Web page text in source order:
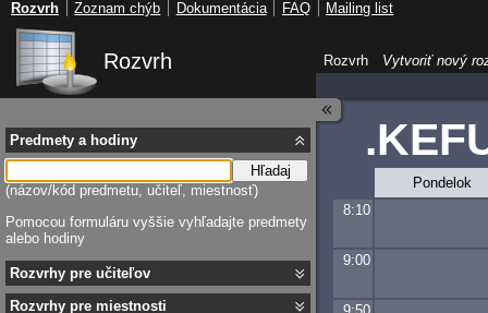
Rozvrh
Pondelok
8:10
9:00
Predmety a hodiny
Hľadaj
(názov/kód predmetu, učiteľ, miestnosť)
Pomocou formuláru vyššie vyhľadajte predmety
alebo hodiny
Rozvrhy pre učiteľov
Rozvrhy pre miestnosti
Rozvrh Vytvoriť nový
Rozvrh Zoznam chýb Dokumentácia FAQ Mailing list